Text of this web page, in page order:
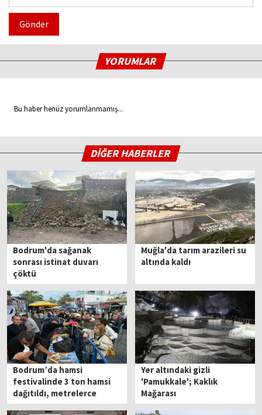
Gönder
YORUMLAR
Bu haber henüz yorumlanmamış...
DİĞER HABERLER
Bodrum'da sağanak
sonrası istinat duvarı
çöktü
Muğla'da tarım arazileri su
altında kaldı
Bodrum’da hamsi
festivalinde 3 ton hamsi
dağıtıldı, metrelerce
kuyruk oluştu
Yer altındaki gizli
'Pamukkale'; Kaklık
Mağarası